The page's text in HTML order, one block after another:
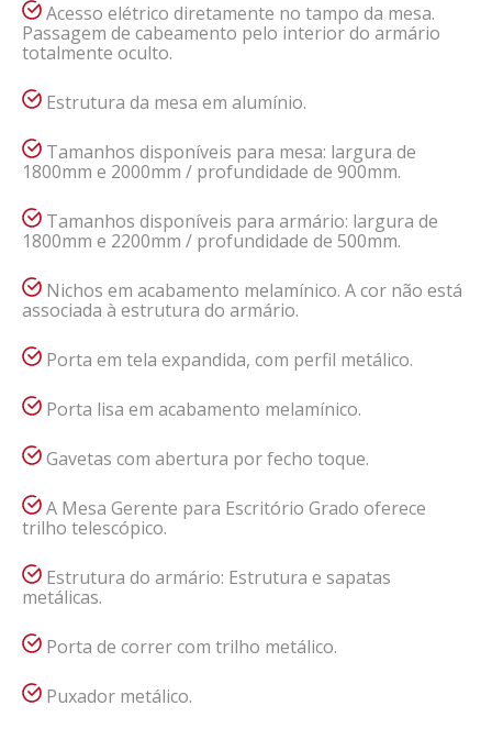
Acesso elétrico diretamente no tampo da mesa.
Passagem de cabeamento pelo interior do armário
totalmente oculto.
Estrutura da mesa em alumínio.
Tamanhos disponíveis para mesa: largura de
1800mm e 2000mm / profundidade de 900mm.
Tamanhos disponíveis para armário: largura de
1800mm e 2200mm / profundidade de 500mm.
Nichos em acabamento melamínico. A cor não está
associada à estrutura do armário.
Porta em tela expandida, com perfil metálico.
Porta lisa em acabamento melamínico.
Gavetas com abertura por fecho toque.
A Mesa Gerente para Escritório Grado oferece
trilho telescópico.
Estrutura do armário: Estrutura e sapatas
metálicas.
Porta de correr com trilho metálico.
Puxador metálico.